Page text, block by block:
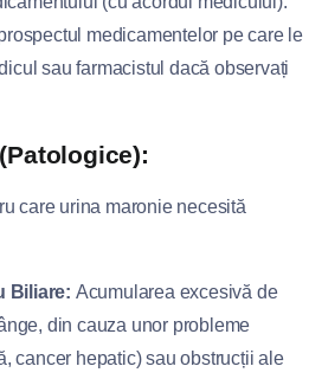
medicamentelor pe care le
sau farmacistul dacă observați
care urina maronie necesită
Biliare: Acumularea excesivă de
din cauza unor probleme
cancer hepatic) sau obstrucții ale